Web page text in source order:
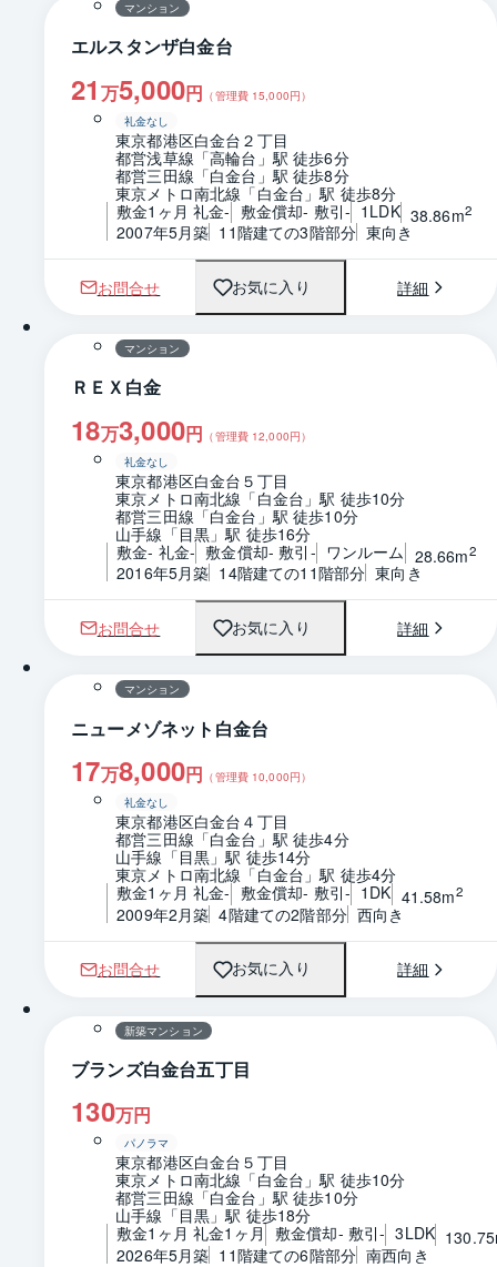
マンション
エルスタンザ白金台
21 万5,000円 （管理費 15,000円）
礼金なし
東京都港区白金台２丁目
都営浅草線「高輪台」駅 徒歩6分
都営三田線「白金台」駅 徒歩8分
東京メトロ南北線「白金台」駅 徒歩8分
敷金1ヶ月 礼金- 敷金償却- 敷引- 1LDK 38.86m2
2007年5月築 11階建ての3階部分 東向き
お問合せ お気に入り 詳細
1 / 0 間取り
マンション
ＲＥＸ白金
18万3,000円 （管理費 12,000円）
礼金なし
東京都港区白金台５丁目
東京メトロ南北線「白金台」駅 徒歩10分
都営三田線「白金台」駅 徒歩10分
山手線「目黒」駅 徒歩16分
敷金- 礼金- 敷金償却- 敷引- ワンルーム 28.66m2
2016年5月築 14階建ての11階部分 東向き
お問合せ お気に入り 詳細
1 / 0 間取り
マンション
ニューメゾネット白金台
17万8,000円 （管理費 10,000円）
礼金なし
東京都港区白金台４丁目
都営三田線「白金台」駅 徒歩4分
山手線「目黒」駅 徒歩14分
東京メトロ南北線「白金台」駅 徒歩4分
敷金1ヶ月 礼金- 敷金償却- 敷引- 1DK 41.58m2
2009年2月築 4階建ての2階部分 西向き
お問合せ お気に入り 詳細
1 / 0 間取り
新築マンション
ブランズ白金台五丁目
130万円
パノラマ
東京都港区白金台５丁目
東京メトロ南北線「白金台」駅 徒歩10分
都営三田線「白金台」駅 徒歩10分
山手線「目黒」駅 徒歩18分
敷金1ヶ月 礼金1ヶ月 敷金償却- 敷引- 3LDK
2026年5月築 11階建ての6階部分 南西向き